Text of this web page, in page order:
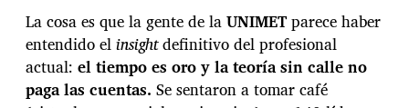
s
q
u
e
s
La cosa es que la gente de laUNIMETparece haber
entendido elinsightdefinitivo del profesional
actual: el tiempo es oro y la teoría sin calle no
paga las cuentas. Se sentaron a tomar café